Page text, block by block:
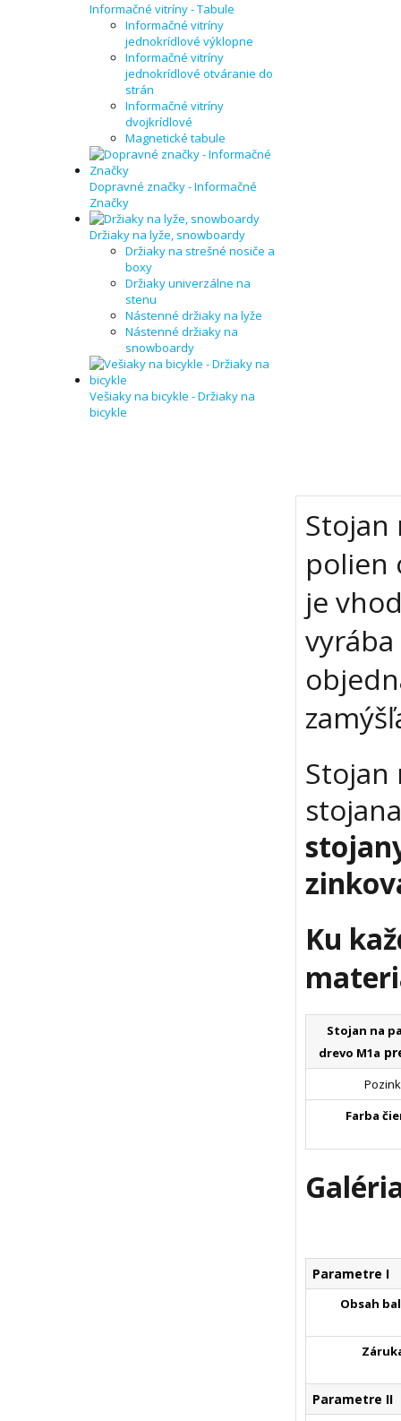
Informačné vitríny - Tabule
Informačné vitríny
jednokrídlové výklopne
Informačné vitríny
jednokrídlové otváranie do
strán
Informačné vitríny
dvojkrídlové
Magnetické tabule
Dopravné značky - Informačné
Značky
Držiaky na lyže, snowboardy
Držiaky na strešné nosiče a
boxy
Držiaky univerzálne na
stenu
Nástenné držiaky na lyže
Nástenné držiaky na
snowboardy
Vešiaky na bicykle - Držiaky na
bicykle
Stojan
polien
je
Stojan
Ku
Stojan na
drevo M1a
Pozink
Farba
Parametre I
Obsah
Parametre II